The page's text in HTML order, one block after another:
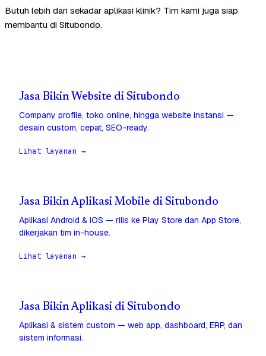
Butuh lebih dari sekadar aplikasi klinik? Tim kami juga siap
membantu di Situbondo.
Jasa Bikin Website di Situbondo
Company profile, toko online, hingga website instansi —
desain custom, cepat, SEO-ready.
Lihat layanan →
Jasa Bikin Aplikasi Mobile di Situbondo
Aplikasi Android & iOS — rilis ke Play Store dan App Store,
dikerjakan tim in-house.
Lihat layanan →
Jasa Bikin Aplikasi di Situbondo
Aplikasi & sistem custom — web app, dashboard, ERP, dan
sistem informasi.